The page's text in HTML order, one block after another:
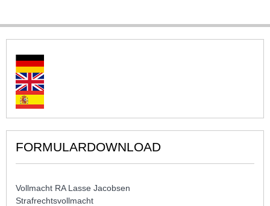
FORMULARDOWNLOAD
Vollmacht RA Lasse Jacobsen
Strafrechtsvollmacht